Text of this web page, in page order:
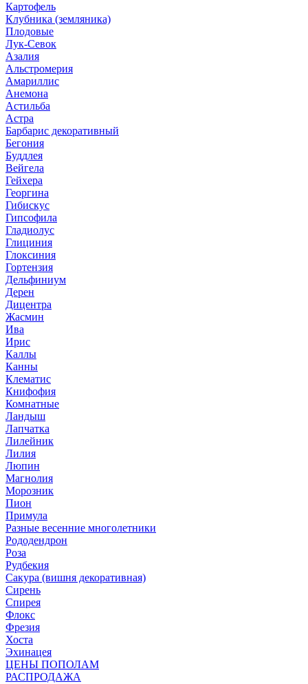
Картофель
Клубника (земляника)
Плодовые
Лук-Севок
Азалия
Альстромерия
Амариллис
Анемона
Астильба
Астра
Барбарис декоративный
Бегония
Буддлея
Вейгела
Гейхера
Георгина
Гибискус
Гипсофила
Гладиолус
Глициния
Глоксиния
Гортензия
Дельфиниум
Дерен
Дицентра
Жасмин
Ива
Ирис
Каллы
Канны
Клематис
Книфофия
Комнатные
Ландыш
Лапчатка
Лилейник
Лилия
Люпин
Магнолия
Морозник
Пион
Примула
Разные весенние многолетники
Рододендрон
Роза
Рудбекия
Сакура (вишня декоративная)
Сирень
Спирея
Флокс
Фрезия
Хоста
Эхинацея
ЦЕНЫ ПОПОЛАМ
РАСПРОДАЖА